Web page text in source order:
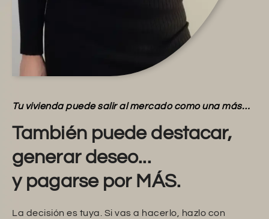
Tu vivienda puede salir al mercado como una más…
También puede destacar,
generar deseo...
y pagarse por MÁS.
La decisión es tuya. Si vas a hacerlo, hazlo con